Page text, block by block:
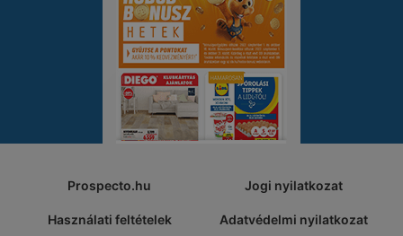
Prospecto.hu Jogi nyilatkozat
Használati feltételek Adatvédelmi nyilatkozat